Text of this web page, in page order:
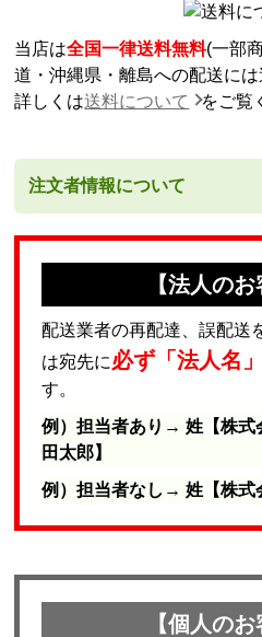
当店は全国一律送料無料(一部
道・沖縄県・離島への配送には
詳しくは送料について をご覧
注文者情報について
【法人のお
配送業者の再配達、誤配送
は宛先に必ず「法人名」
す。
例）担当者あり→ 姓【株式
田太郎】
例）担当者なし→ 姓【株式
【個人のお